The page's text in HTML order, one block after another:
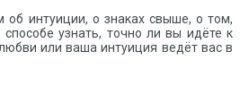
интуиции, о знаках свыше, о том,
узнать, точно ли вы идёте к
или ваша интуиция ведёт вас в